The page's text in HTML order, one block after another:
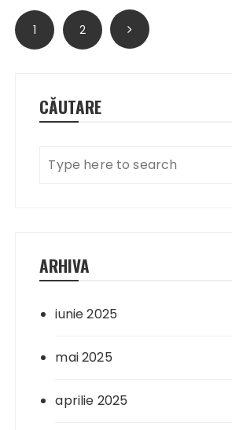
Paginație
articole
1 2
CĂUTARE
ARHIVA
iunie 2025
mai 2025
aprilie 2025